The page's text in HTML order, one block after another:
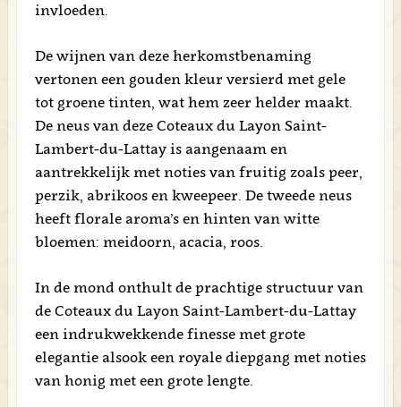
invloeden.
De wijnen van deze herkomstbenaming
vertonen een gouden kleur versierd met gele
tot groene tinten, wat hem zeer helder maakt.
De neus van deze Coteaux du Layon Saint-
Lambert-du-Lattay is aangenaam en
aantrekkelijk met noties van fruitig zoals peer,
perzik, abrikoos en kweepeer. De tweede neus
heeft florale aroma’s en hinten van witte
bloemen: meidoorn, acacia, roos.
In de mond onthult de prachtige structuur van
de Coteaux du Layon Saint-Lambert-du-Lattay
een indrukwekkende finesse met grote
elegantie alsook een royale diepgang met noties
van honig met een grote lengte.